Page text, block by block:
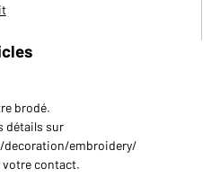
brodé.
détails sur
embroidery/
votre contact.